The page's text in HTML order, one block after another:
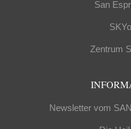
San
Zentrum
Newsletter vom